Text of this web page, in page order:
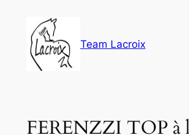
contenu
Team Lacroix
FERENZZI TOP à